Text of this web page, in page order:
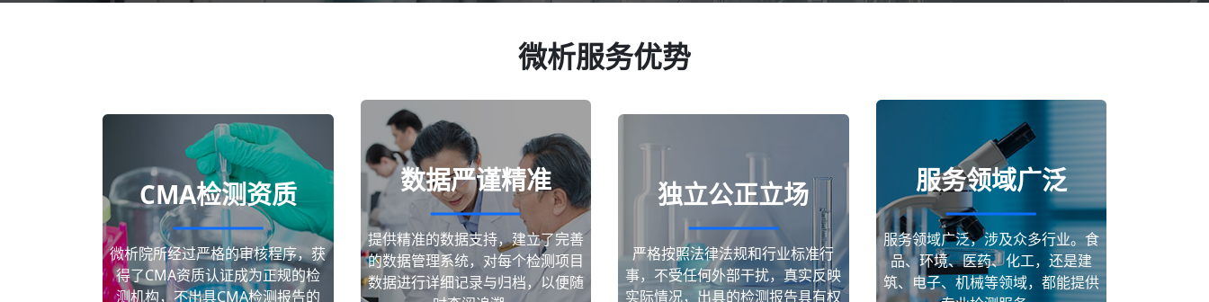
微析服务优势
CMA检测资质
微析院所经过严格的审核程序，获
得了CMA资质认证成为正规的检
测机构，不出具CMA检测报告的
数据严谨精准
提供精准的数据支持，建立了完善
的数据管理系统，对每个检测项目
数据进行详细记录与归档，以便随
独立公正立场
严格按照法律法规和行业标准行
事，不受任何外部干扰，真实反映
实际情况，出具的检测报告具有权
服务领域广泛
服务领域广泛，涉及众多行业。食
品、环境、医药、化工，还是建
筑、电子、机械等领域，都能提供